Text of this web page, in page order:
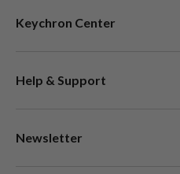
Keychron Center
Help & Support
Newsletter